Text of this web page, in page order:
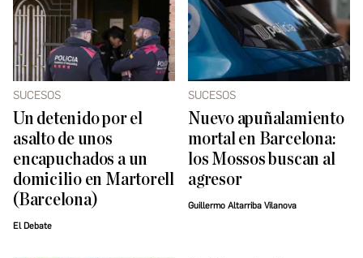
SUCESOS
Un detenido por el
asalto de unos
encapuchados a un
domicilio en Martorell
(Barcelona)
El Debate
SUCESOS
Nuevo apuñalamiento
mortal en Barcelona:
los Mossos buscan al
agresor
Guillermo Altarriba Vilanova